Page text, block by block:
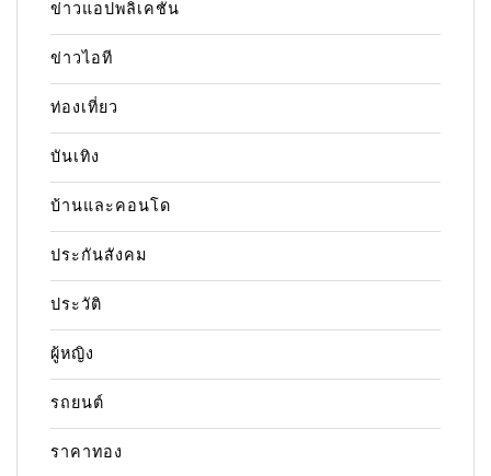
ข่าวแอปพลิเคชัน
ข่าวไอที
ท่องเที่ยว
บันเทิง
บ้านและคอนโด
ประกันสังคม
ประวัติ
ผู้หญิง
รถยนต์
ราคาทอง